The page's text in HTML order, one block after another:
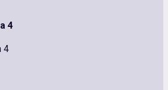
4
4